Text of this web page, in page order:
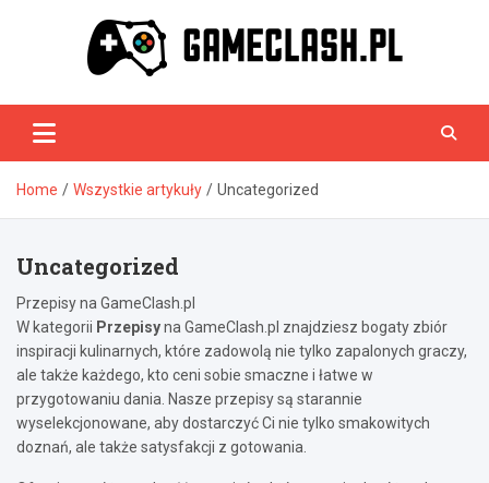
GameClash.pl
Home Wszystkie artykuły Uncategorized
Uncategorized
Przepisy na GameClash.pl
W kategorii Przepisyna GameClash.pl znajdziesz bogaty zbiór
inspiracji kulinarnych, które zadowolą nie tylko zapalonych graczy,
ale także każdego, kto ceni sobie smaczne i łatwe w
przygotowaniu dania. Nasze przepisy są starannie
wyselekcjonowane, aby dostarczyć Ci nie tylko smakowitych
doznań, ale także satysfakcji z gotowania.